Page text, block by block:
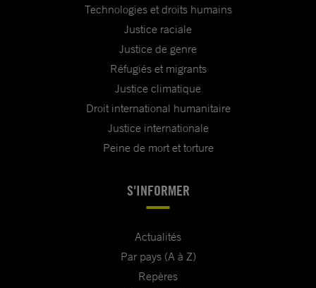
Technologies et droits humains
Justice raciale
Justice de genre
Réfugiés et migrants
Justice climatique
Droit international humanitaire
Justice internationale
Peine de mort et torture
S'INFORMER
Actualités
Par pays (A à Z)
Repères